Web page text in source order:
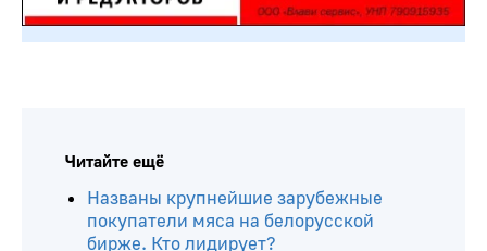
Читайте ещё
Названы крупнейшие зарубежные
покупатели мяса на белорусской
бирже. Кто лидирует?